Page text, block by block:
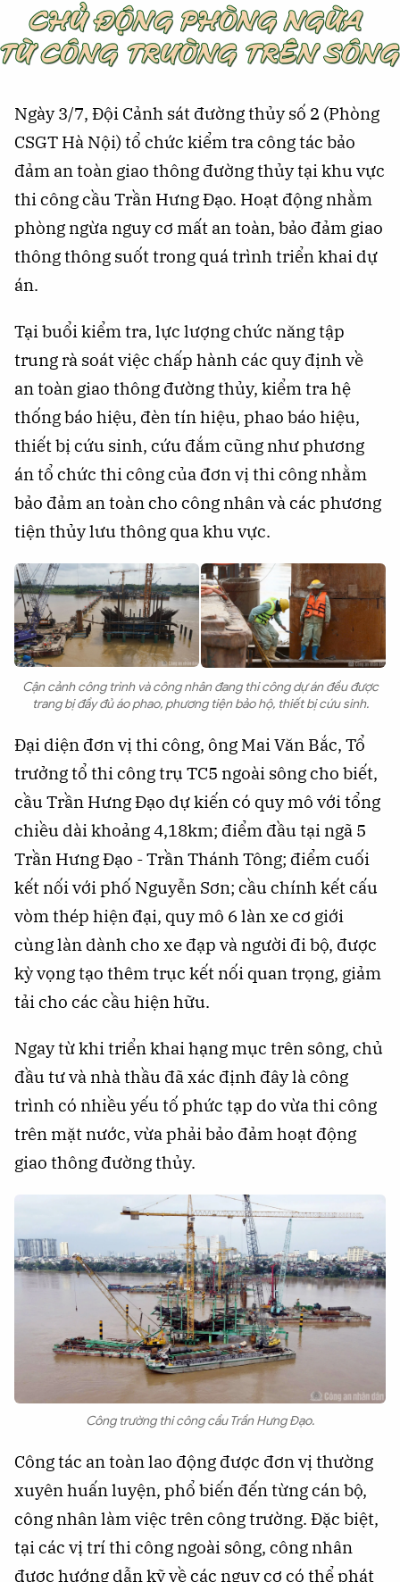
Ngày 3/7, Đội Cảnh sát đường thủy số 2 (Phòng
CSGT Hà Nội) tổ chức kiểm tra công tác bảo
đảm an toàn giao thông đường thủy tại khu vực
thi công cầu Trần Hưng Đạo. Hoạt động nhằm
phòng ngừa nguy cơ mất an toàn, bảo đảm giao
thông thông suốt trong quá trình triển khai dự
án.
Tại buổi kiểm tra, lực lượng chức năng tập
trung rà soát việc chấp hành các quy định về
an toàn giao thông đường thủy, kiểm tra hệ
thống báo hiệu, đèn tín hiệu, phao báo hiệu,
thiết bị cứu sinh, cứu đắm cũng như phương
án tổ chức thi công của đơn vị thi công nhằm
bảo đảm an toàn cho công nhân và các phương
tiện thủy lưu thông qua khu vực.
Cận cảnh công trình và công nhân đang thi công dự án đều được
trang bị đầy đủ áo phao, phương tiện bảo hộ, thiết bị cứu sinh.
Đại diện đơn vị thi công, ông Mai Văn Bắc, Tổ
trưởng tổ thi công trụ TC5 ngoài sông cho biết,
cầu Trần Hưng Đạo dự kiến có quy mô với tổng
chiều dài khoảng 4,18km; điểm đầu tại ngã 5
Trần Hưng Đạo - Trần Thánh Tông; điểm cuối
kết nối với phố Nguyễn Sơn; cầu chính kết cấu
vòm thép hiện đại, quy mô 6 làn xe cơ giới
cùng làn dành cho xe đạp và người đi bộ, được
kỳ vọng tạo thêm trục kết nối quan trọng, giảm
tải cho các cầu hiện hữu.
Ngay từ khi triển khai hạng mục trên sông, chủ
đầu tư và nhà thầu đã xác định đây là công
trình có nhiều yếu tố phức tạp do vừa thi công
trên mặt nước, vừa phải bảo đảm hoạt động
giao thông đường thủy.
Công trường thi công cầu Trần Hưng Đạo.
Công tác an toàn lao động được đơn vị thường
xuyên huấn luyện, phổ biến đến từng cán bộ,
công nhân làm việc trên công trường. Đặc biệt,
tại các vị trí thi công ngoài sông, công nhân
được hướng dẫn kỹ về các nguy cơ có thể phát